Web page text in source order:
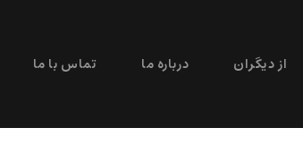
از دیگران درباره ما تماس با ما